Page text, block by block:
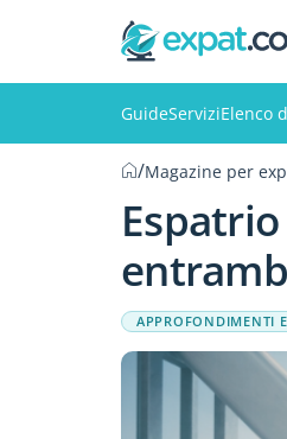
GuideServiziElenco
/Magazine per
APPROFONDIMENTI